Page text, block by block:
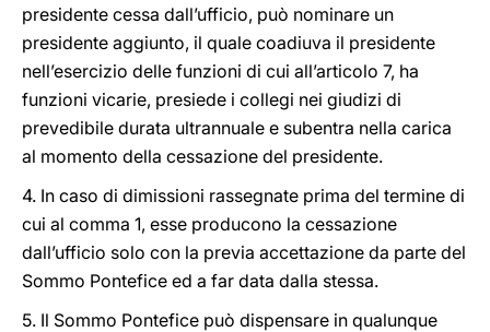
presidente cessa dall’ufficio, può nominare un
presidente aggiunto, il quale coadiuva il presidente
nell’esercizio delle funzioni di cui all’articolo 7, ha
funzioni vicarie, presiede i collegi nei giudizi di
prevedibile durata ultrannuale e subentra nella carica
al momento della cessazione del presidente.
4. In caso di dimissioni rassegnate prima del termine di
cui al comma 1, esse producono la cessazione
dall’ufficio solo con la previa accettazione da parte del
Sommo Pontefice ed a far data dalla stessa.
5. Il Sommo Pontefice può dispensare in qualunque